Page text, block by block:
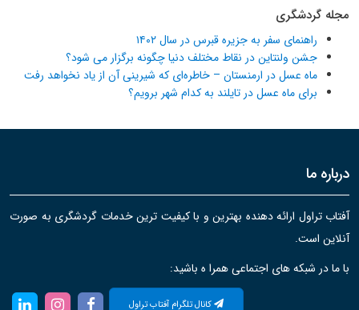
مجله گردشگری
راهنمای سفر به جزیره قبرس در سال ۱۴۰۲
جشن ولنتاین در نقاط مختلف دنیا چگونه برگزار می شود؟
ماه عسل در ارمنستان – خاطره‌ای که شیرینی آن از یاد نخواهد رفت
برای ماه عسل در تایلند به کدام شهر برویم؟
درباره ما
آفتاب تراول ارائه دهنده بهترین و با کیفیت ترین خدمات گردشگری به صورت
آنلاین است.
با ما در شبکه های اجتماعی همرا ه باشید:
کانال تلگرام آفتاب تراول